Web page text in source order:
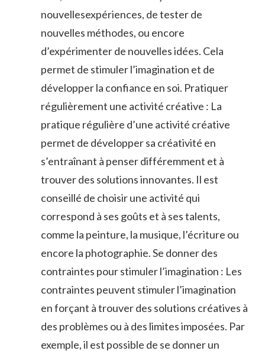
nouvellesexpériences, de tester de
nouvelles méthodes, ou encore
d’expérimenter de nouvelles idées. Cela
permet de stimuler l’imagination et de
développer la confiance en soi. Pratiquer
régulièrement une activité créative : La
pratique régulière d’une activité créative
permet de développer sa créativité en
s’entraînant à penser différemment et à
trouver des solutions innovantes. Il est
conseillé de choisir une activité qui
correspond à ses goûts et à ses talents,
comme la peinture, la musique, l’écriture ou
encore la photographie. Se donner des
contraintes pour stimuler l’imagination : Les
contraintes peuvent stimuler l’imagination
en forçant à trouver des solutions créatives à
des problèmes ou à des limites imposées. Par
exemple, il est possible de se donner un